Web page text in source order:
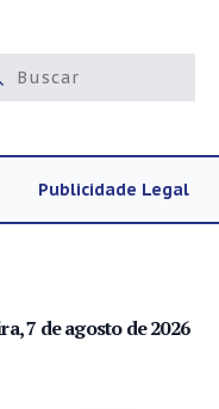
Publicidade Legal
7 de agosto de 2026